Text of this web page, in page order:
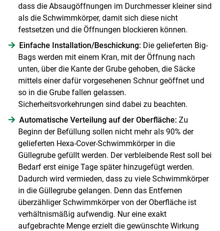
dass die Absaugöffnungen im Durchmesser kleiner sind
als die Schwimmkörper, damit sich diese nicht
festsetzen und die Öffnungen blockieren können.
Einfache Installation/Beschickung: Die gelieferten Big-
Bags werden mit einem Kran, mit der Öffnung nach
unten, über die Kante der Grube gehoben, die Säcke
mittels einer dafür vorgesehenen Schnur geöffnet und
so in die Grube fallen gelassen.
Sicherheitsvorkehrungen sind dabei zu beachten.
Automatische Verteilung auf der Oberfläche: Zu
Beginn der Befüllung sollen nicht mehr als 90% der
gelieferten Hexa-Cover-Schwimmkörper in die
Güllegrube gefüllt werden. Der verbleibende Rest soll bei
Bedarf erst einige Tage später hinzugefügt werden.
Dadurch wird vermieden, dass zu viele Schwimmkörper
in die Güllegrube gelangen. Denn das Entfernen
überzähliger Schwimmkörper von der Oberfläche ist
verhältnismäßig aufwendig. Nur eine exakt
aufgebrachte Menge erzielt die gewünschte Wirkung